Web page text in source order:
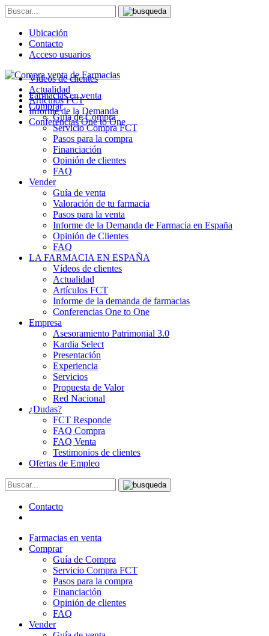
Ubicación
Contacto
Acceso usuarios
Farmacias en venta
Comprar
Guía de Compra
Servicio Compra FCT
Pasos para la compra
Financiación
Opinión de clientes
FAQ
Vender
Guía de venta
Valoración de tu farmacia
Pasos para la venta
Informe de la Demanda de Farmacia en España
Opinión de Clientes
FAQ
LA FARMACIA EN ESPAÑA
Vídeos de clientes
Actualidad
Artículos FCT
Informe de la demanda de farmacias
Conferencias One to One
Empresa
Asesoramiento Patrimonial 3.0
Kardia Select
Presentación
Experiencia
Servicios
Propuesta de Valor
Red Nacional
¿Dudas?
FCT Responde
FAQ Compra
FAQ Venta
Testimonios de clientes
Ofertas de Empleo
Contacto
Farmacias en venta
Comprar
Guía de Compra
Servicio Compra FCT
Pasos para la compra
Financiación
Opinión de clientes
FAQ
Vender
Vídeos de clientes
Actualidad
Artículos FCT
Informe de la Demanda
Conferencias One to One